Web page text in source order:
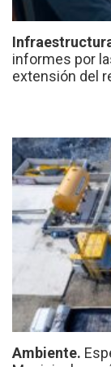
informes por
extensión del
Ambiente.